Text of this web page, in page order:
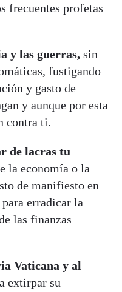
frecuentes profetas
y las guerras, sin
fustigando
y gasto de
y aunque por esta
contra ti.
de lacras tu
la economía o la
de manifiesto en
erradicar la
las finanzas
Vaticana y al
extirpar su